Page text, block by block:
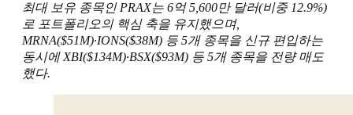
최대 보유 종목인 PRAX는 6억 5,600만 달러(비중 12.9%)
로 포트폴리오의 핵심 축을 유지했으며,
MRNA($51M)·IONS($38M) 등 5개 종목을 신규 편입하는
동시에 XBI($134M)·BSX($93M) 등 5개 종목을 전량 매도
했다.